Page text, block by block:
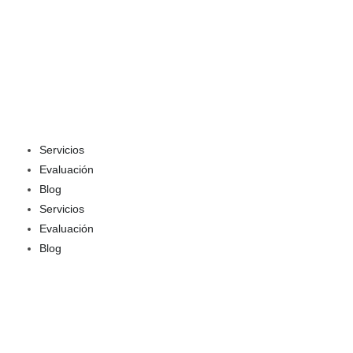
Servicios
Evaluación
Blog
Servicios
Evaluación
Blog